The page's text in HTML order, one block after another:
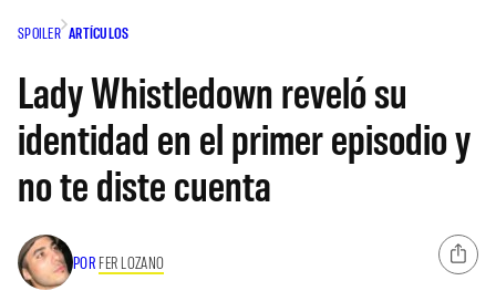
SPOILER ARTÍCULOS
Lady Whistledown reveló su
identidad en el primer episodio y
no te diste cuenta
POR FER LOZANO